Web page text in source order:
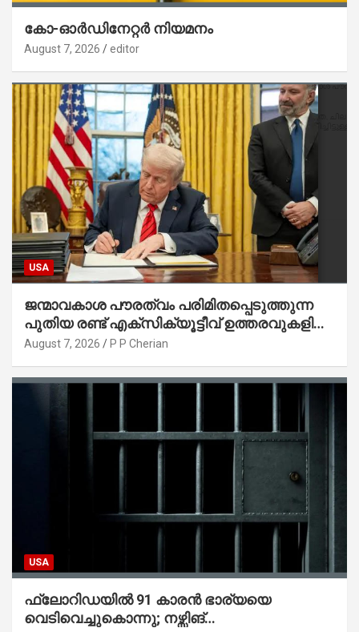
കോ-ഓർഡിനേറ്റർ നിയമനം
August 7, 2026 editor
USA
ജന്മാവകാശ പൗരത്വം പരിമിതപ്പെടുത്തുന്ന
പുതിയ രണ്ട് എക്സിക്യൂട്ടീവ് ഉത്തരവുകളിൽ
ട്രംപ് ഒപ്പുവെച്ചു
August 7, 2026 P P Cherian
USA
ഫ്ലോറിഡയിൽ 91 കാരൻ ഭാര്യയെ
വെടിവെച്ചുകൊന്നു; നഴ്സിങ്